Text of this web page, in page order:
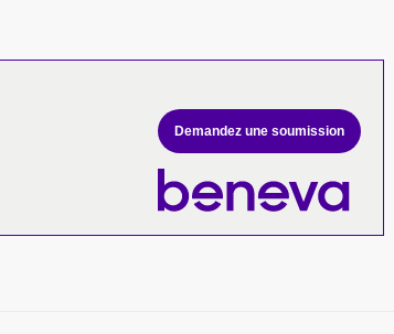
Demandez une soumission